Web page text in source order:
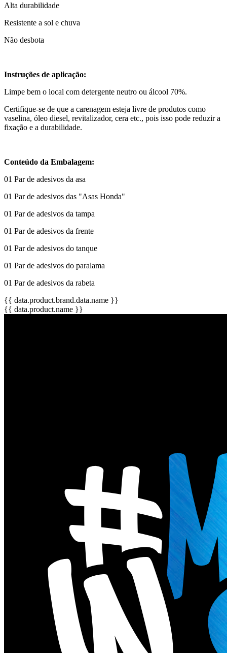
Alta durabilidade
Resistente a sol e chuva
Não desbota
Instruções de aplicação:
Limpe bem o local com detergente neutro ou álcool 70%.
Certifique-se de que a carenagem esteja livre de produtos como
vaselina, óleo diesel, revitalizador, cera etc., pois isso pode reduzir a
fixação e a durabilidade.
Conteúdo da Embalagem:
01 Par de adesivos da asa
01 Par de adesivos das "Asas Honda"
01 Par de adesivos da tampa
01 Par de adesivos da frente
01 Par de adesivos do tanque
01 Par de adesivos do paralama
01 Par de adesivos da rabeta
{{ data.product.brand.data.name }}
{{ data.product.name }}